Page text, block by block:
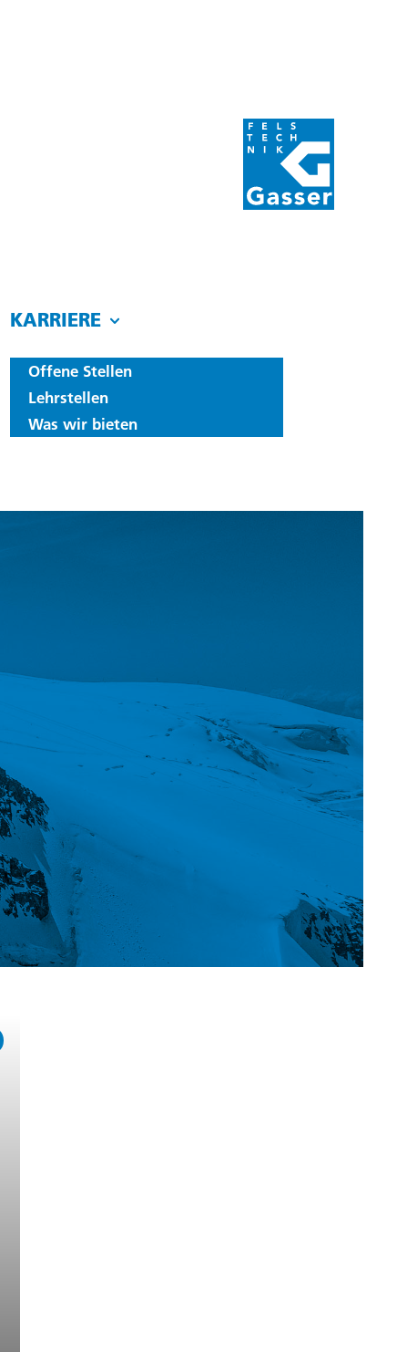
KARRIERE
Offene Stellen
Lehrstellen
Was wir bieten